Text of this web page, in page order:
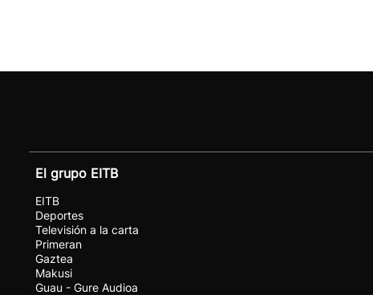
El grupo EITB
EITB
Deportes
Televisión a la carta
Primeran
Gaztea
Makusi
Guau - Gure Audioa